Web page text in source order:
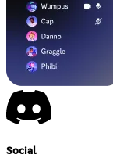
Social